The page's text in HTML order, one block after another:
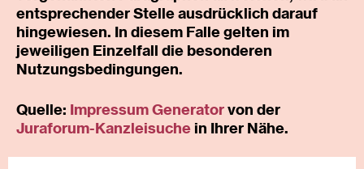
entsprechender Stelle ausdrücklich darauf
hingewiesen. In diesem Falle gelten im
jeweiligen Einzelfall die besonderen
Nutzungsbedingungen.
Quelle: Impressum Generatorvon der
Juraforum-Kanzleisuche in Ihrer Nähe.